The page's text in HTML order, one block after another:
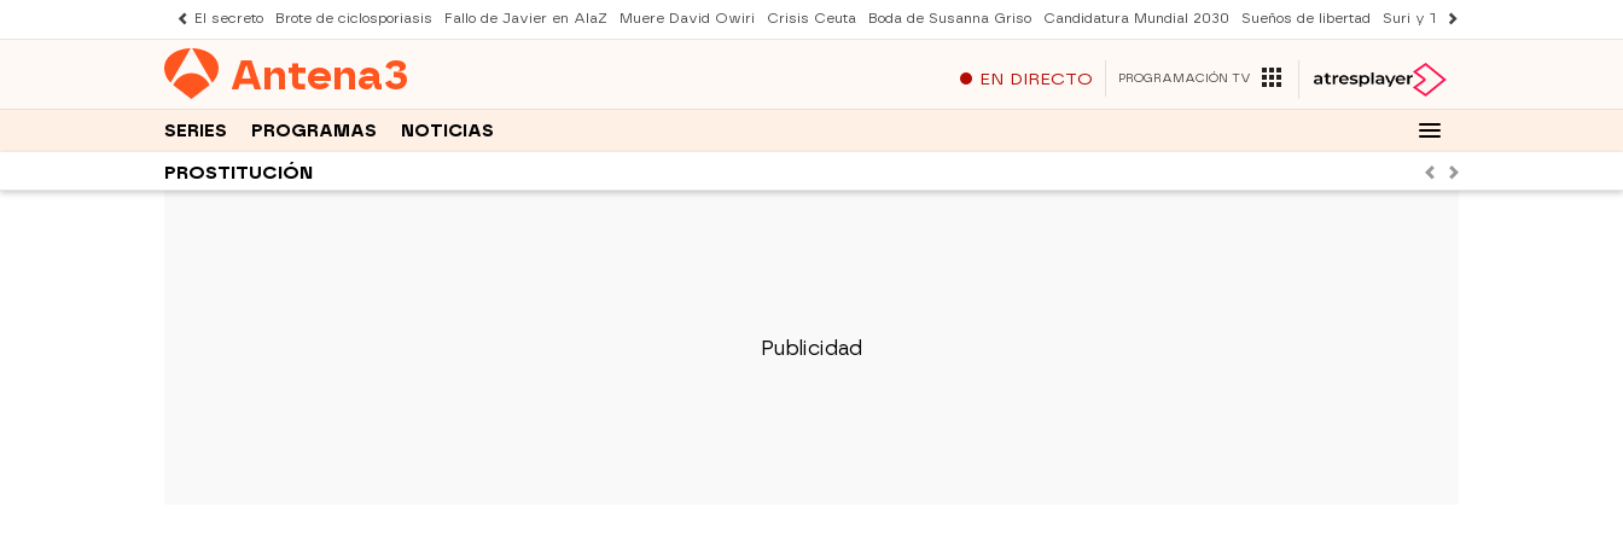
El secreto Brote de ciclosporiasis Fallo de Javier en AlaZ Muere David Owiri Crisis Ceuta Boda de Susanna Griso Candidatura Mundial 2030 Sueños de libertad Suri y Tom Cruise
Antena3 EN DIRECTO PROGRAMACIÓN TV
SERIES PROGRAMAS NOTICIAS
PROSTITUCIÓN AnteriorSiguiente